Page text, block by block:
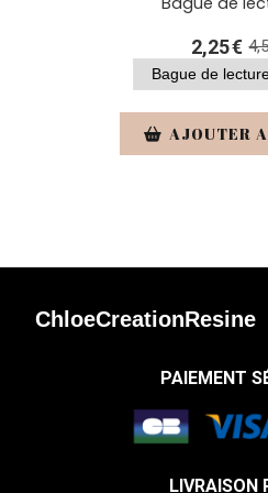
2,25€
AJOUTER
ChloeCreationResine
PAIEMENT
LIVRAISON